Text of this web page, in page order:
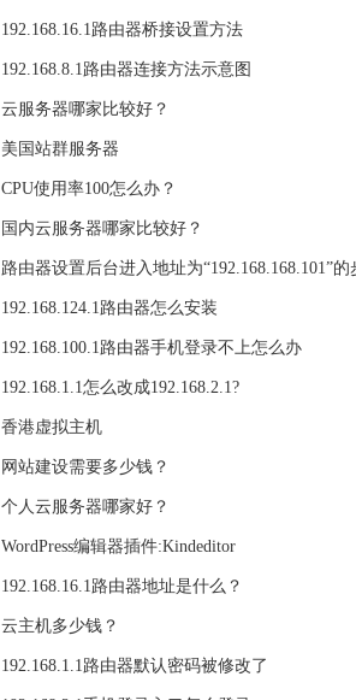
192.168.16.1路由器桥接设置方法
192.168.8.1路由器连接方法示意图
云服务器哪家比较好？
美国站群服务器
CPU使用率100怎么办？
国内云服务器哪家比较好？
路由器设置后台进入地址为“192.168.168.101”的
192.168.124.1路由器怎么安装
192.168.100.1路由器手机登录不上怎么办
192.168.1.1怎么改成192.168.2.1?
香港虚拟主机
网站建设需要多少钱？
个人云服务器哪家好？
WordPress编辑器插件:Kindeditor
192.168.16.1路由器地址是什么？
云主机多少钱？
192.168.1.1路由器默认密码被修改了